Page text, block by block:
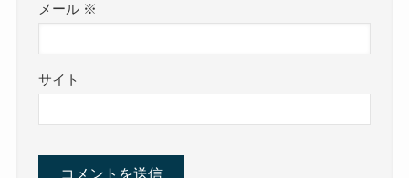
メール ※
サイト